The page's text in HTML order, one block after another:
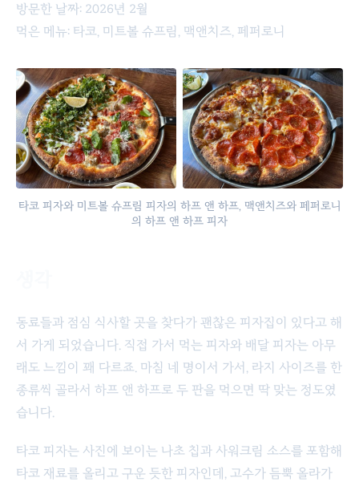
방문한 날짜: 2026년 2월
먹은 메뉴: 타코, 미트볼 슈프림, 맥앤치즈, 페퍼로니
타코 피자와 미트볼 슈프림 피자의 하프 앤 하프, 맥앤치즈와 페퍼로니
의 하프 앤 하프 피자
동료들과 점심 식사할 곳을 찾다가 괜찮은 피자집이 있다고 해
서 가게 되었습니다. 직접 가서 먹는 피자와 배달 피자는 아무
래도 느낌이 꽤 다르죠. 마침 네 명이서 가서, 라지 사이즈를 한
종류씩 골라서 하프 앤 하프로 두 판을 먹으면 딱 맞는 정도였
습니다.
타코 피자는 사진에 보이는 나초 칩과 사워크림 소스를 포함해
타코 재료를 올리고 구운 듯한 피자인데, 고수가 듬뿍 올라가